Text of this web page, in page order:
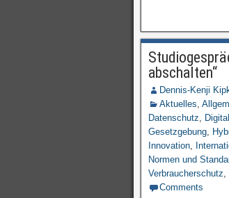
abschalten“
Dennis-Kenji
Aktuelles,
Datenschutz,
Gesetzgebung,
Innovation,
Normen und
Verbraucherschutz,
Comments